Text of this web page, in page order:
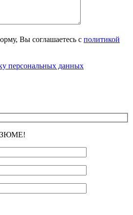
Вы соглашаетесь с политикой
персональных данных